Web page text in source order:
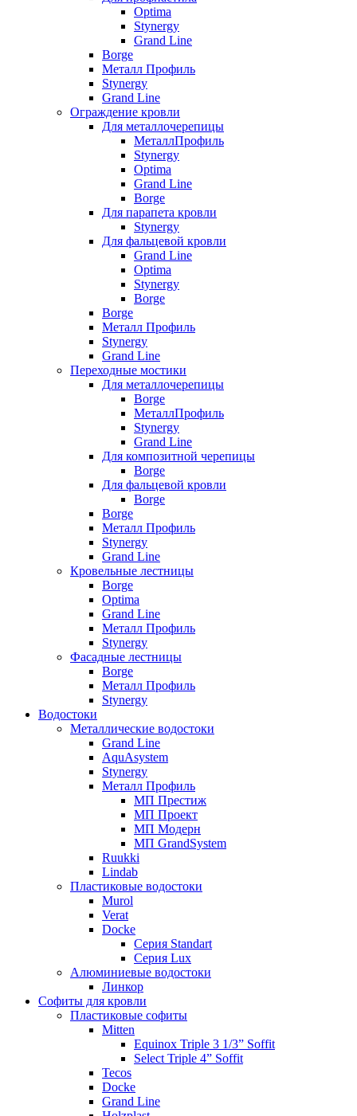
Optima
Stynergy
Grand Line
Borge
Металл Профиль
Stynergy
Grand Line
Ограждение кровли
Для металлочерепицы
МеталлПрофиль
Stynergy
Optima
Grand Line
Borge
Для парапета кровли
Stynergy
Для фальцевой кровли
Grand Line
Optima
Stynergy
Borge
Borge
Металл Профиль
Stynergy
Grand Line
Переходные мостики
Для металлочерепицы
Borge
МеталлПрофиль
Stynergy
Grand Line
Для композитной черепицы
Borge
Для фальцевой кровли
Borge
Borge
Металл Профиль
Stynergy
Grand Line
Кровельные лестницы
Borge
Optima
Grand Line
Металл Профиль
Stynergy
Фасадные лестницы
Borge
Металл Профиль
Stynergy
Водостоки
Металлические водостоки
Grand Line
AquAsystem
Stynergy
Металл Профиль
МП Престиж
МП Проект
МП Модерн
МП GrandSystem
Ruukki
Lindab
Пластиковые водостоки
Murol
Verat
Docke
Серия Standart
Серия Lux
Алюминиевые водостоки
Линкор
Софиты для кровли
Пластиковые софиты
Mitten
Equinox Triple 3 1/3” Soffit
Select Triple 4” Soffit
Tecos
Docke
Grand Line